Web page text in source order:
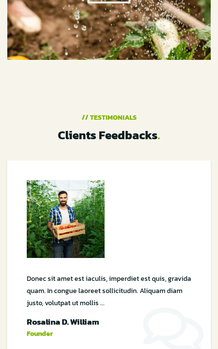
// TESTIMONIALS
Clients Feedbacks.
Donec sit amet est iaculis, imperdiet est quis, gravida
quam. In congue laoreet sollicitudin. Aliquam diam
justo, volutpat ut mollis ...
Rosalina D. William
Founder